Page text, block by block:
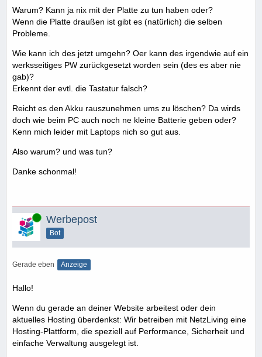
Warum? Kann ja nix mit der Platte zu tun haben oder?
Wenn die Platte draußen ist gibt es (natürlich) die selben
Probleme.
Wie kann ich des jetzt umgehn? Oer kann des irgendwie auf ein
werksseitiges PW zurückgesetzt worden sein (des es aber nie
gab)?
Erkennt der evtl. die Tastatur falsch?
Reicht es den Akku rauszunehmen ums zu löschen? Da wirds
doch wie beim PC auch noch ne kleine Batterie geben oder?
Kenn mich leider mit Laptops nich so gut aus.
Also warum? und was tun?
Danke schonmal!
Online Werbepost
Bot
Gerade eben Anzeige
Hallo!
Wenn du gerade an deiner Website arbeitest oder dein
aktuelles Hosting überdenkst: Wir betreiben mit NetzLiving eine
Hosting-Plattform, die speziell auf Performance, Sicherheit und
einfache Verwaltung ausgelegt ist.